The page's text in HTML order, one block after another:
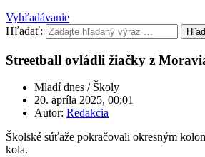
Vyhľadávanie
Hľadať:
Streetball ovládli žiačky z
Mladí dnes / Školy
20. apríla 2025, 00:01
Autor: Redakcia
Školské súťaže pokračovali okresným
kola.